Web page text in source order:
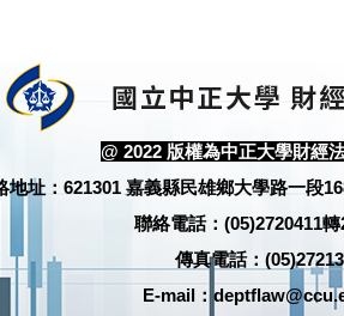
@ 2022 版權為中正大學財經
地址：621301 嘉義縣民雄鄉大學路一段
聯絡電話：(05)2720411轉
傳真電話：
E-mail：